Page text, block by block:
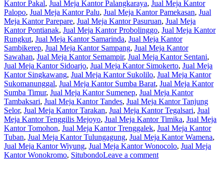
Kantor Pakal, Jual Meja Kantor Palangkaraya, Jual Meja Kantor
Palopo, Jual Meja Kantor Palu, Jual Meja Kantor Pamekasan, Jual
Meja Kantor Parepare, Jual Meja Kantor Pasuruan, Jual Meja
Kantor Pontianak, Jual Meja Kantor Probolinggo, Jual Meja Kantor
Rungkut, Jual Meja Kantor Samarinda, Jual Meja Kantor
Sambikerep, Jual Meja Kantor Sampang, Jual Meja Kantor
Sawahan, Jual Meja Kantor Semampir, Jual Meja Kantor Sentani,
Jual Meja Kantor Sidoarjo, Jual Meja Kantor Simokerto, Jual Meja
Kantor Singkawang, Jual Meja Kantor Sukolilo, Jual Meja Kantor
Sukomanunggal, Jual Meja Kantor Sumba Barat, Jual Meja Kantor
Sumba Timur, Jual Meja Kantor Sumenep, Jual Meja Kantor
Tambaksari, Jual Meja Kantor Tandes, Jual Meja Kantor Tanjung
Selor, Jual Meja Kantor Tarakan, Jual Meja Kantor Tegalsari, Jual
Meja Kantor Tenggilis Mejoyo, Jual Meja Kantor Timika, Jual Meja
Kantor Tomohon, Jual Meja Kantor Trenggalek, Jual Meja Kantor
Tuban, Jual Meja Kantor Tulungagung, Jual Meja Kantor Wamena,
Jual Meja Kantor Wiyung, Jual Meja Kantor Wonocolo, Jual Meja
Kantor Wonokromo, SitubondoLeave a comment